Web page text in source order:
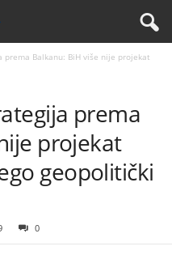
prema Balkanu: BiH više nije projekat
prema
projekat
geopolitički
0